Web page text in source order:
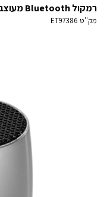
רמקול Bluetooth מעוצב
מק''ט ET97386